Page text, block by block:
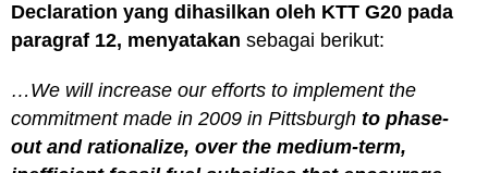
Declaration yang dihasilkan oleh KTT G20 pada
paragraf 12, menyatakan sebagai berikut:
…We will increase our efforts to implement the
commitment made in 2009 in Pittsburgh to phase-
out and rationalize, over the medium-term,